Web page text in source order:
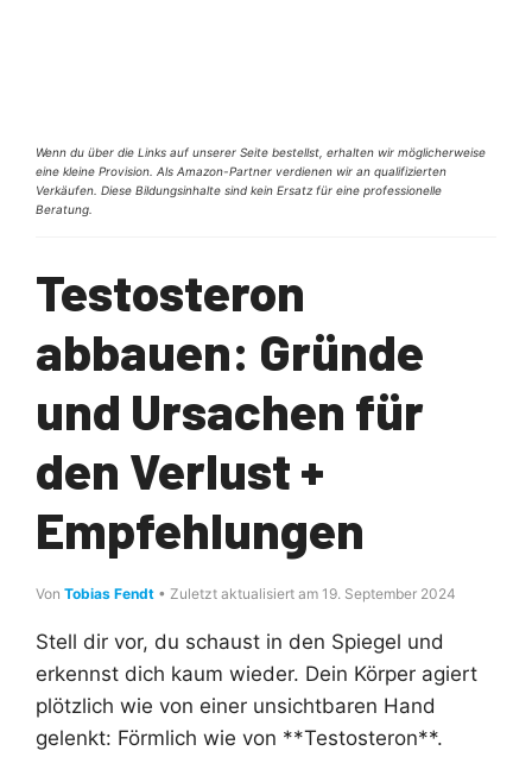
Wenn du über die Links auf unserer Seite bestellst, erhalten wir möglicherweise
eine kleine Provision. Als Amazon-Partner verdienen wir an qualifizierten
Verkäufen. Diese Bildungsinhalte sind kein Ersatz für eine professionelle
Beratung.
Testosteron
abbauen: Gründe
und Ursachen für
den Verlust +
Empfehlungen
Von Tobias Fendt • Zuletzt aktualisiert am 19. September 2024
Stell dir vor, du schaust in den Spiegel und
erkennst dich kaum wieder. Dein Körper agiert
plötzlich wie von einer unsichtbaren Hand
gelenkt: Förmlich wie von **Testosteron**.